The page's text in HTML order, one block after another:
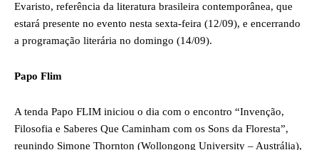
Evaristo, referência da literatura brasileira contemporânea, que
estará presente no evento nesta sexta-feira (12/09), e encerrando
a programação literária no domingo (14/09).
Papo Flim
A tenda Papo FLIM iniciou o dia com o encontro “Invenção,
Filosofia e Saberes Que Caminham com os Sons da Floresta”,
reunindo Simone Thornton (Wollongong University – Austrália),